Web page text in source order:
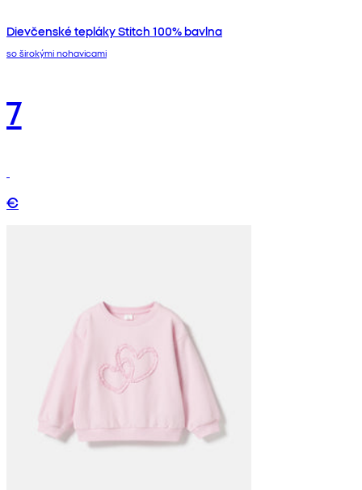
Dievčenské tepláky Stitch 100% bavlna
so širokými nohavicami
7
€